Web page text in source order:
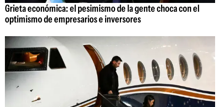
Grieta económica: el pesimismo de la gente choca con el
optimismo de empresarios e inversores